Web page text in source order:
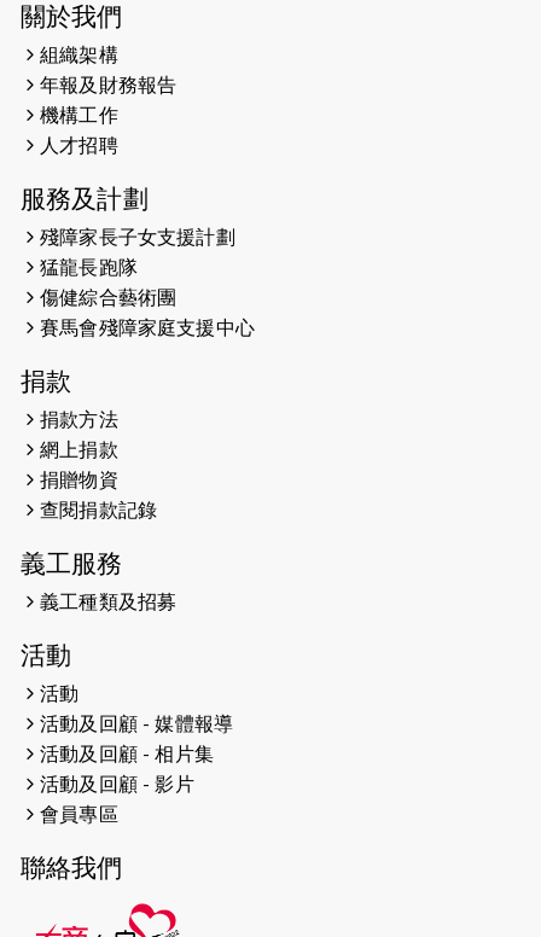
2025-02-06
2025-02-05
2025-01-27
2024-12-10
2024-10-30
2024-10-30
連續第七年獲得 #香港中小型企業總商
會「#友商有良」嘉許計劃的嘉許
2024-09-24
關於我們
組織架構
年報及財務報告
機構工作
人才招聘
服務及計劃
殘障家長子女支援計劃
猛龍長跑隊
傷健綜合藝術團
賽馬會殘障家庭支援中心
捐款
捐款方法
網上捐款
捐贈物資
查閱捐款記錄
義工服務
義工種類及招募
活動
活動
活動及回顧 - 媒體報導
活動及回顧 - 相片集
活動及回顧 - 影片
會員專區
聯絡我們